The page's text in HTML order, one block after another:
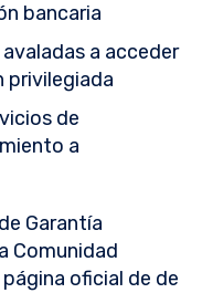
bancaria
a acceder
privilegiada
de
a
Garantía
Comunidad
oficial de de